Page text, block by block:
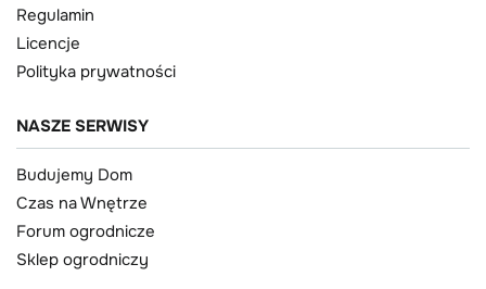
Regulamin
Licencje
Polityka prywatności
NASZE SERWISY
Budujemy Dom
Czas na Wnętrze
Forum ogrodnicze
Sklep ogrodniczy